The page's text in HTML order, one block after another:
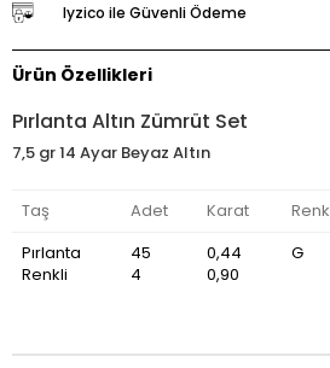
Iyzico ile Güvenli Ödeme
Ürün Özellikleri
Pırlanta Altın Zümrüt Set
7,5 gr 14 Ayar Beyaz Altın
Taş Adet Karat Renk
Pırlanta
Renkli
45
4
0,44
0,90
G